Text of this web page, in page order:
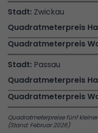
Quadratmeterpreise fünf
(Stand: Februar 2026)
Zwickau
Passau